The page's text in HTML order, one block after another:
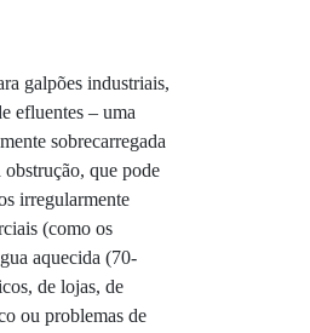
galpões industriais,
efluentes – uma
sobrecarregada
que pode
irregularmente
(como os
aquecida (70-
de lojas, de
ou problemas de